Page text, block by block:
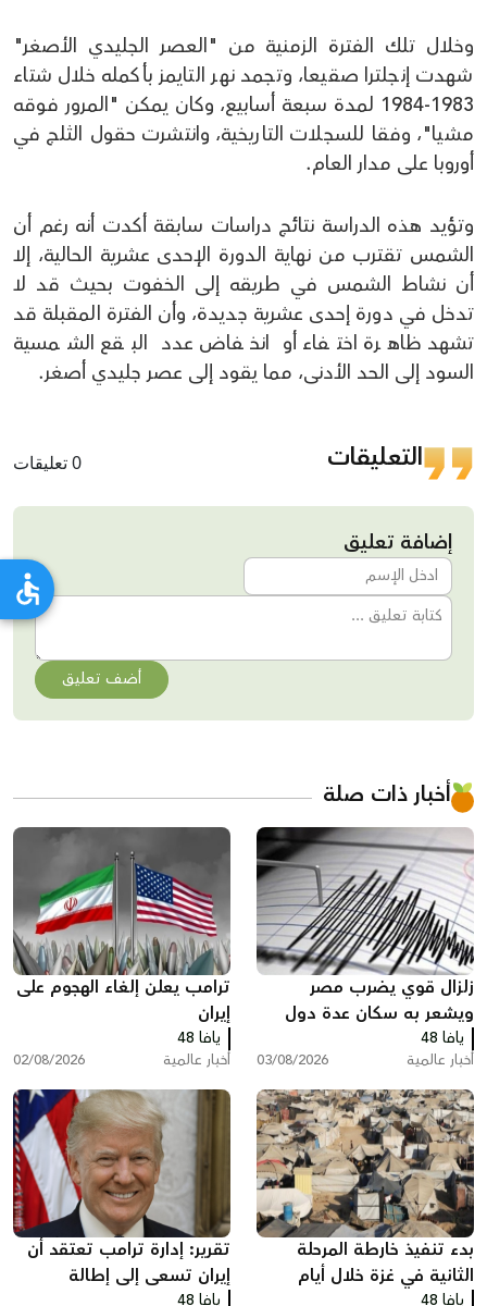
وخلال تلك الفترة الزمنية من "العصر الجليدي الأصغر"
شهدت إنجلترا صقيعا، وتجمد نهر التايمز بأكمله خلال شتاء
1983-1984 لمدة سبعة أسابيع، وكان يمكن "المرور فوقه
مشيا"، وفقا للسجلات التاريخية، وانتشرت حقول الثلج في
أوروبا على مدار العام.
وتؤيد هذه الدراسة نتائج دراسات سابقة أكدت أنه رغم أن
الشمس تقترب من نهاية الدورة الإحدى عشرية الحالية، إلا
أن نشاط الشمس في طريقه إلى الخفوت بحيث قد لا
تدخل في دورة إحدى عشرية جديدة، وأن الفترة المقبلة قد
تشهد ظاهرة اختفاء أو انخفاض عدد البقع الشمسية
السود إلى الحد الأدنى، مما يقود إلى عصر جليدي أصغر.
التعليقات 0 تعليقات
إضافة تعليق
أضف تعليق
أخبار ذات صلة
زلزال قوي يضرب مصر
ويشعر به سكان عدة دول
يافا 48
أخبار عالمية 03/08/2026
ترامب يعلن إلغاء الهجوم على
إيران
يافا 48
أخبار عالمية 02/08/2026
بدء تنفيذ خارطة المرحلة
الثانية في غزة خلال أيام
يافا 48
تقرير: إدارة ترامب تعتقد أن
إيران تسعى إلى إطالة
يافا 48